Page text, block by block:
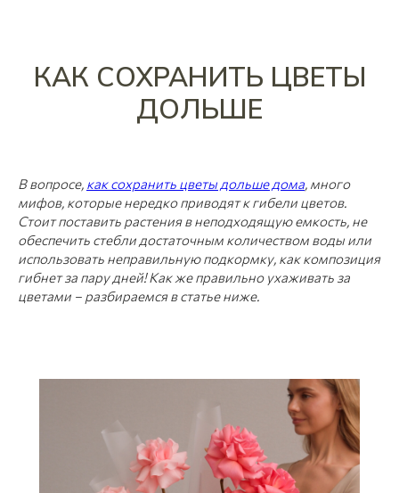
КАК СОХРАНИТЬ ЦВЕТЫ
ДОЛЬШЕ
В вопросе, как сохранить цветы дольше дома, много
мифов, которые нередко приводят к гибели цветов.
Стоит поставить растения в неподходящую емкость, не
обеспечить стебли достаточным количеством воды или
использовать неправильную подкормку, как композиция
гибнет за пару дней! Как же правильно ухаживать за
цветами – разбираемся в статье ниже.